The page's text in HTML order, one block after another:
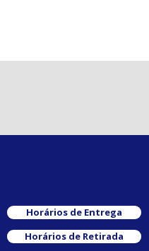
Horários de Entrega
Horários de Retirada